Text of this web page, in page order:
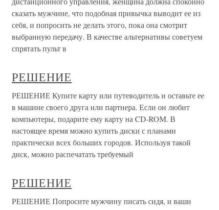
сказать мужчине, что подобная привычка выводит ее из
себя, и попросить не делать этого, пока она смотрит
выбранную передачу. В качестве альтернативы советуем
спрятать пульт в
РЕШЕНИЕ
РЕШЕНИЕ Купите карту или путеводитель и оставьте ее
в машине своего друга или партнера. Если он любит
компьютеры, подарите ему карту на CD-ROM. В
настоящее время можно купить диски с планами
практически всех больших городов. Используя такой
диск, можно распечатать требуемый
РЕШЕНИЕ
РЕШЕНИЕ Попросите мужчину писать сидя, и ваши